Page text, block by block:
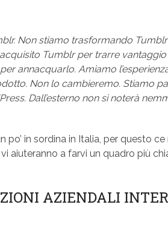
Non stiamo trasformando
Tumblr per trarre
annacquarlo. Amiamo
Non lo cambieremo. Stiamo
Dall’esterno non si noterà
po’ in sordina in Italia, per questo
aiuteranno a farvi un quadro più
AZIENDALI